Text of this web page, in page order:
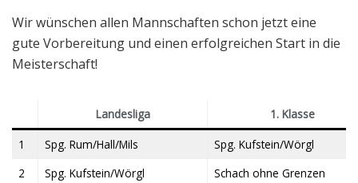
Wir wünschen allen Mannschaften schon jetzt eine
gute Vorbereitung und einen erfolgreichen Start in die
Meisterschaft!
Landesliga
1. Klasse
1
Spg. Rum/Hall/Mils
Spg. Kufstein/Wörgl
2
Spg. Kufstein/Wörgl
Schach ohne Grenzen